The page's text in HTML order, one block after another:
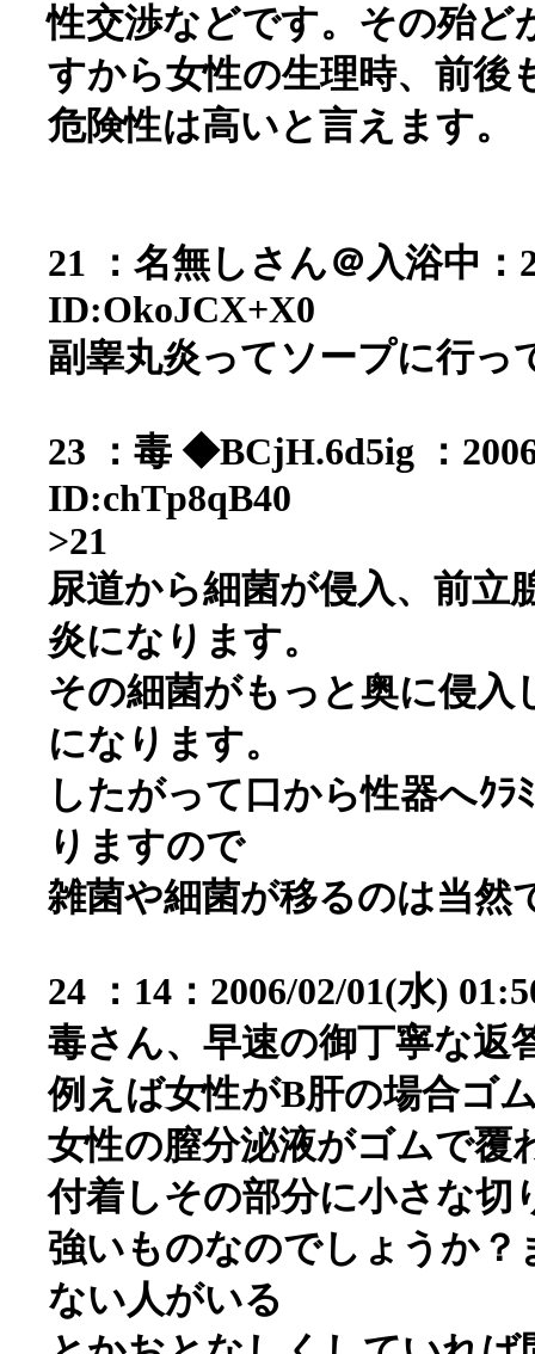
性交渉などです。その殆ど
すから女性の生理時、前後
危険性は高いと言えます。
21 ：名無しさん＠入浴中：
ID:OkoJCX+X0
副睾丸炎ってソープに行っ
23 ：毒 ◆BCjH.6d5ig ：
ID:chTp8qB40
>21
尿道から細菌が侵入、前立
炎になります。
その細菌がもっと奥に侵入
になります。
したがって口から性器へｸﾗ
りますので
雑菌や細菌が移るのは当然
24 ：14：2006/02/01(水)
毒さん、早速の御丁寧な返
例えば女性がB肝の場合ゴ
女性の膣分泌液がゴムで覆
付着しその部分に小さな切
強いものなのでしょうか
ない人がいる